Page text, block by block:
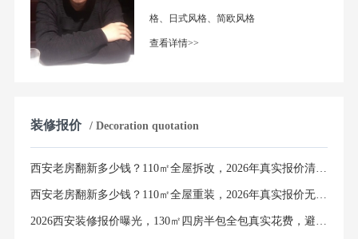
格、日式风格、简欧风格
查看详情>>
装修报价 / Decoration quotation
西安老房翻新多少钱？110㎡全屋拆改，2026年真实报价清单曝光
西安老房翻新多少钱？110㎡全屋重装，2026年真实报价无套路